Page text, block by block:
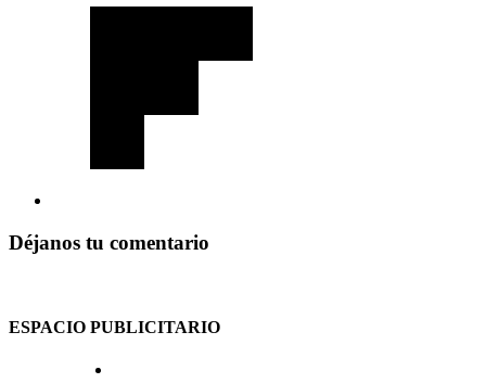
Déjanos tu comentario
ESPACIO PUBLICITARIO